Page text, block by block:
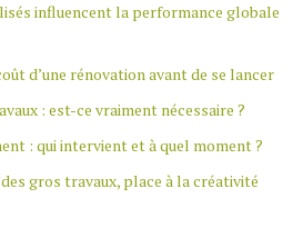
influencent la performance globale
d’une rénovation avant de se lancer
: est-ce vraiment nécessaire ?
: qui intervient et à quel moment ?
gros travaux, place à la créativité